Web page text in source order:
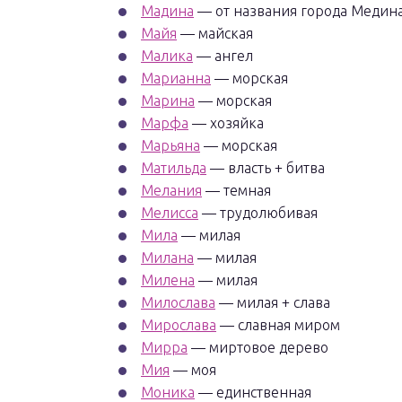
Мадина — от названия города
Майя — майская
Малика — ангел
Марианна — морская
Марина — морская
Марфа — хозяйка
Марьяна — морская
Матильда — власть + битва
Мелания — темная
Мелисса — трудолюбивая
Мила — милая
Милана — милая
Милена — милая
Милослава — милая + слава
Мирослава — славная миром
Мирра — миртовое дерево
Мия — моя
Моника — единственная